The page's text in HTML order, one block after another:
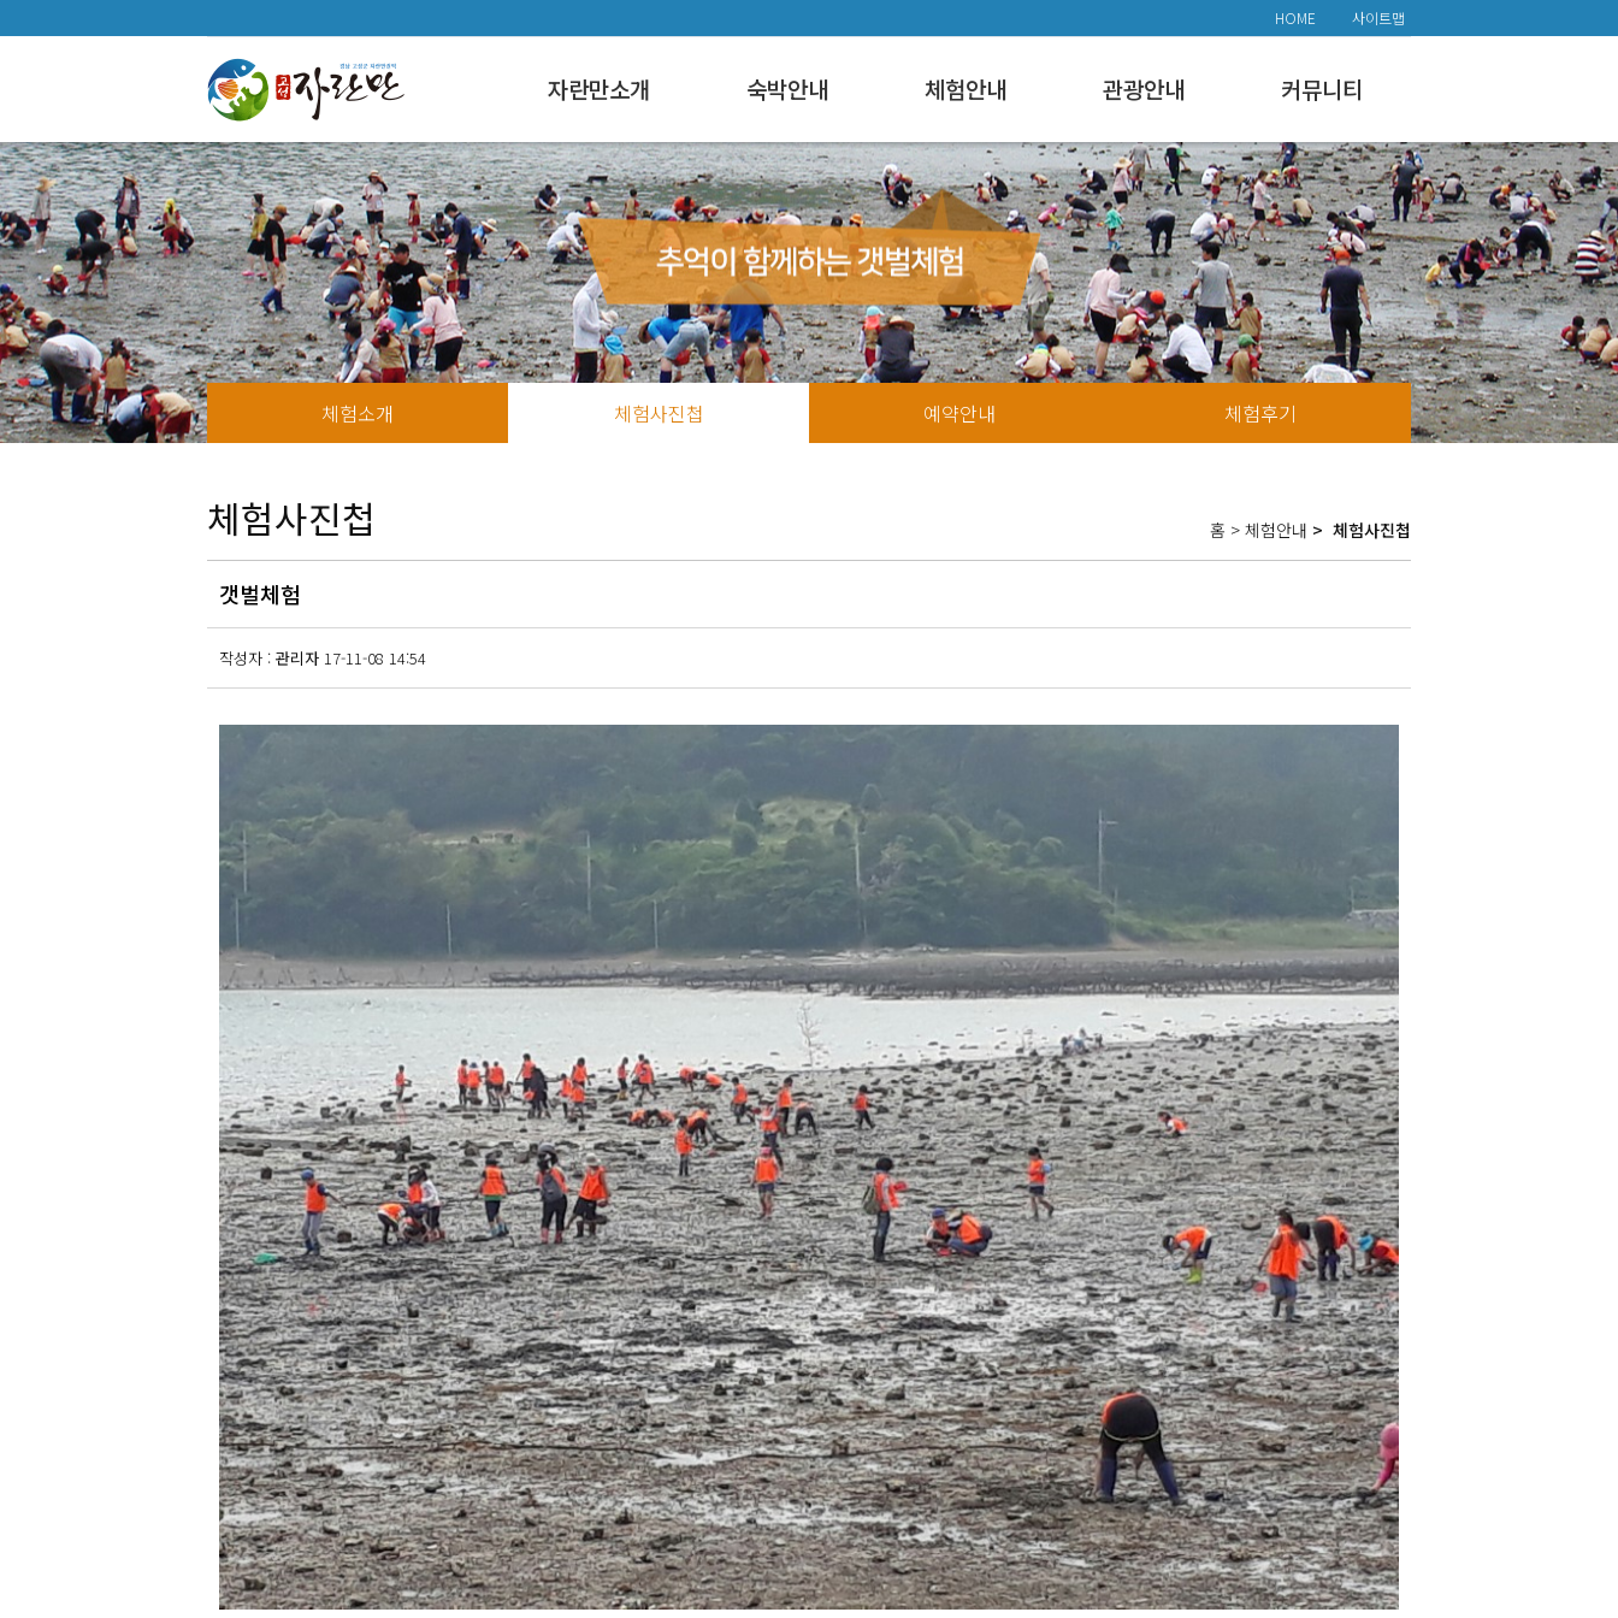
HOME 사이트맵
자란만소개
인사말
마을소개
일반현황
BI소개
오시는 길
숙박안내
시설소개
예약안내
숙박문의
체험안내
체험소개
체험사진첩
예약안내
체험후기
관광안내
관광지소개
특산물소개
축제소개
커뮤니티
공지사항
갤러리
Q&A
주민수첩
체험소개 체험사진첩 예약안내 체험후기
체험사진첩 홈 > 체험안내 > 체험사진첩
갯벌체험
작성자 : 관리자 17-11-08 14:54